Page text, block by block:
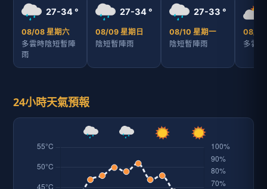
27-34 °
08/08 星期六
多雲時陰短暫陣
雨
27-34 °
08/09 星期日
陰短暫陣雨
27-33 °
08/10 星期一
陰短暫陣雨
08/11
多雲
24小時天氣預報